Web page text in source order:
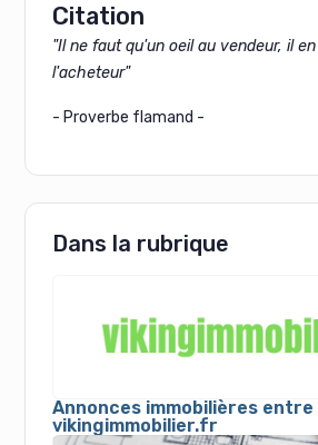
Citation
"Il ne faut qu'un oeil au vendeur, il
l'acheteur"
- Proverbe flamand -
Dans la rubrique
Annonces immobilières
vikingimmobilier.fr